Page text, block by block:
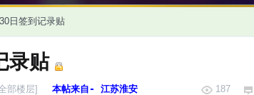
日签到记录贴
录贴
部楼层] 本帖来自- 江苏淮安 187